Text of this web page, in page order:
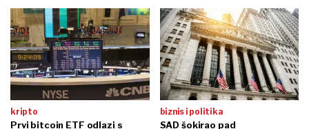
kripto
Prvi bitcoin ETF odlazi s
biznis i politika
SAD šokirao pad